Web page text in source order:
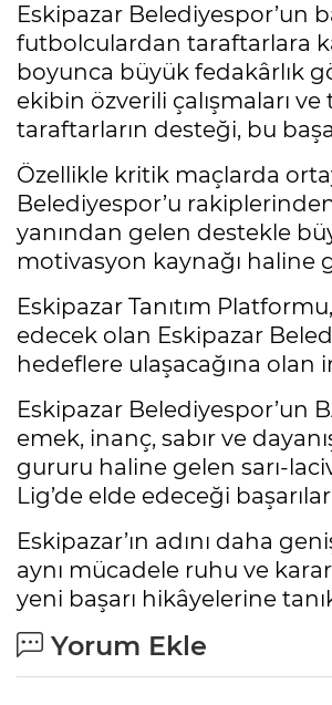
Eskipazar Belediyespor’un
futbolculardan taraftarlara
boyunca büyük fedakârlık
ekibin özverili çalışmaları
taraftarların desteği, bu
Özellikle kritik maçlarda
Belediyespor’u
yanından gelen destekle
motivasyon kaynağı haline
Eskipazar Tanıtım
edecek olan Eskipazar
hedeflere ulaşacağına olan
Eskipazar Belediyespor’un
emek, inanç, sabır ve
gururu haline gelen sarı-
Lig’de elde edeceği
Eskipazar’ın adını daha
aynı mücadele ruhu ve
yeni başarı hikâyelerine
Yorum Ekle